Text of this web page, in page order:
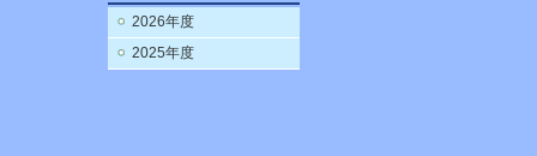
2026年度
2025年度